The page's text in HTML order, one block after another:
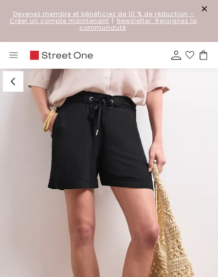
Devenez membre et bénéficiez de 10 % de réduction –
Créer un compte maintenant | Newsletter: Rejoignez la
communauté